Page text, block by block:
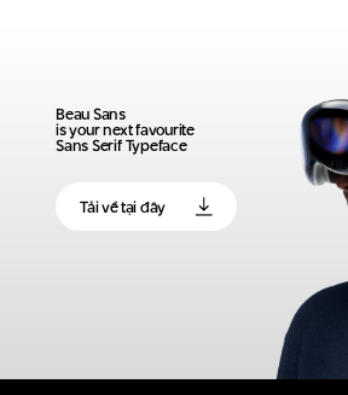
Beau Sans
is your next favourite
Sans Serif Typeface
Tải về tại đây